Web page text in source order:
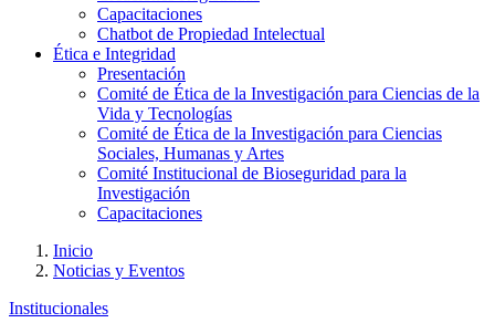
Capacitaciones
Chatbot de Propiedad Intelectual
Ética e Integridad
Presentación
Comité de Ética de la Investigación para Ciencias de la
Vida y Tecnologías
Comité de Ética de la Investigación para Ciencias
Sociales, Humanas y Artes
Comité Institucional de Bioseguridad para la
Investigación
Capacitaciones
Inicio
Noticias y Eventos
Institucionales